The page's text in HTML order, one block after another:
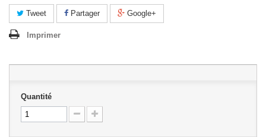
Tweet Partager Google+
Imprimer
Quantité